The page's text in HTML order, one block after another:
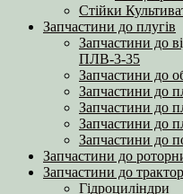
Стійки
Запчастини до плугів
Запчастини до
ПЛВ-3-35
Запчастини до
Запчастини до
Запчастини до
Запчастини до
Запчастини до
Запчастини до
Запчастини до
Гідроциліндри